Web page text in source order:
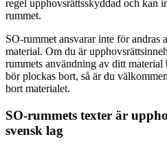
regel upphovsrättsskyddad och kan
rummet.
SO-rummet ansvarar inte för andras
material. Om du är
rummets användning av ditt
bör plockas bort, så är du
bort materialet.
SO-rummets texter är
svensk lag